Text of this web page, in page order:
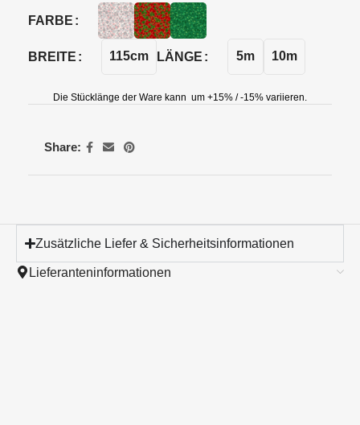
FARBE
BREITE 115cm LÄNGE 5m 10m
Die Stücklänge der Ware kann um +15% / -15% variieren.
Share:
Zusätzliche Liefer & Sicherheitsinformationen
Lieferanteninformationen